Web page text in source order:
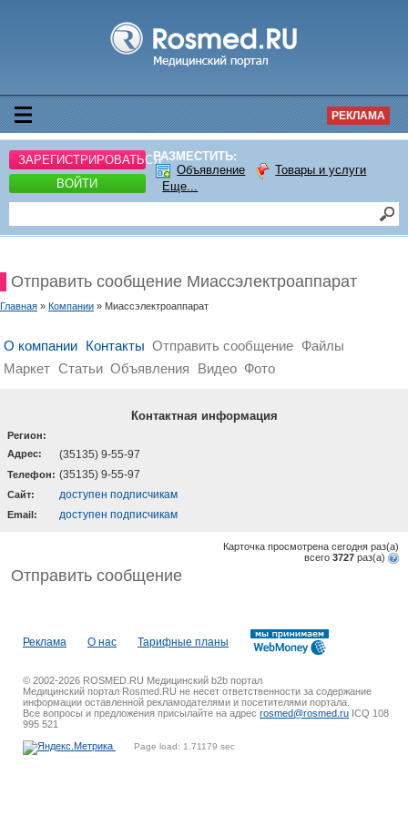
РЕКЛАМА
ЗАРЕГИСТРИРОВАТЬСЯ
ВОЙТИ
РАЗМЕСТИТЬ:
Объявление
Товары и услуги
Еще...
Отправить сообщение Миассэлектроаппарат
Главная » Компании » Миассэлектроаппарат
О компании Контакты Отправить сообщение Файлы
Маркет Статьи Объявления Видео Фото
Контактная информация
Регион:
Адрес:
(35135) 9-55-97
Телефон: (35135) 9-55-97
Cайт: доступен подписчикам
Email: доступен подписчикам
Карточка просмотрена сегодня раз(a)
всего 3727 раз(a)
Отправить сообщение
Реклама О нас Тарифные планы
© 2002-2026 ROSMED.RU Медицинский b2b портал
Медицинский портал Rosmed.RU не несет ответственности за содержание
информации оставленной рекламодателями и посетителями портала.
Все вопросы и предложения присылайте на адрес rosmed@rosmed.ru ICQ 108
995 521
Page load: 1.71179 sec